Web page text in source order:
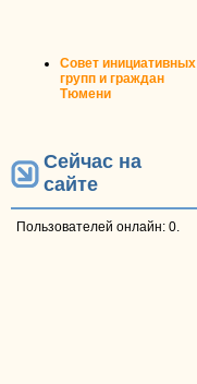
Совет инициативных
групп и граждан
Тюмени
Сейчас на
сайте
Пользователей онлайн: 0.